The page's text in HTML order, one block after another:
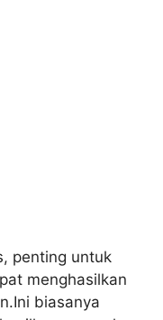
penting untuk
menghasilkan
biasanya